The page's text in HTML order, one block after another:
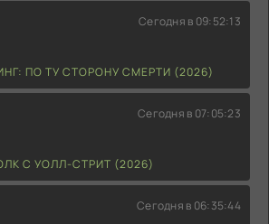
Сегодня в 09:52:13
ПО ТУ СТОРОНУ СМЕРТИ (2026)
Сегодня в 07:05:23
С УОЛЛ-СТРИТ (2026)
Сегодня в 06:35:44